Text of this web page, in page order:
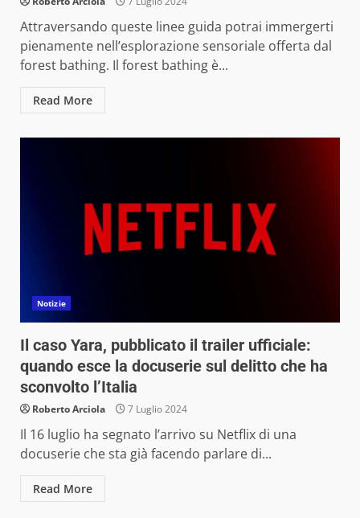
Attraversando queste linee guida potrai immergerti
pienamente nell’esplorazione sensoriale offerta dal
forest bathing. Il forest bathing è...
Read More
Notizie
Il caso Yara, pubblicato il trailer ufficiale:
quando esce la docuserie sul delitto che ha
sconvolto l’Italia
Roberto Arciola 7 Luglio 2024
Il 16 luglio ha segnato l’arrivo su Netflix di una
docuserie che sta già facendo parlare di...
Read More